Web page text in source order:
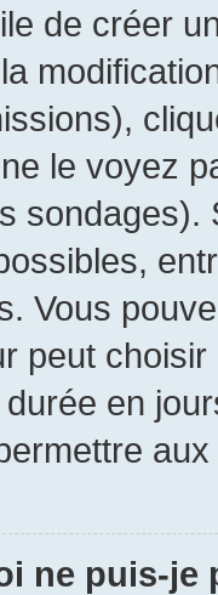
de créer
le voyez
sondages).
Vous
peut choisir
en
ne puis-je